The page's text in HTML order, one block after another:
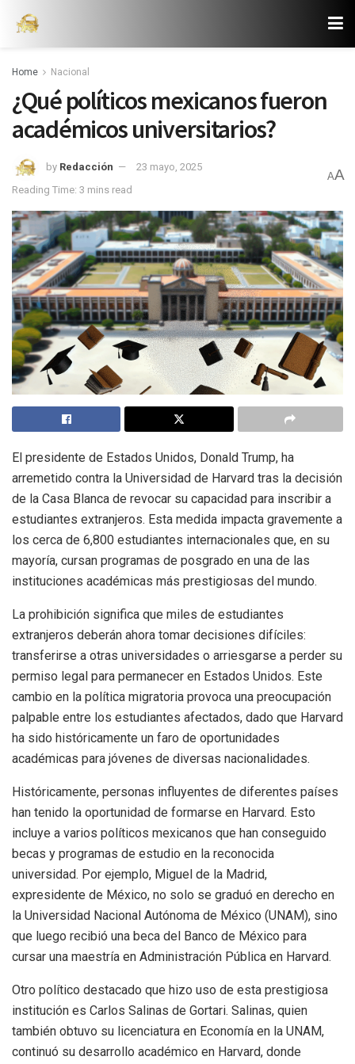
Home Nacional
¿Qué políticos mexicanos fueron
académicos universitarios?
by Redacción
23 mayo, 2025
Reading Time: 3 mins read
AA
El presidente de Estados Unidos, Donald Trump, ha
arremetido contra la Universidad de Harvard tras la decisión
de la Casa Blanca de revocar su capacidad para inscribir a
estudiantes extranjeros. Esta medida impacta gravemente a
los cerca de 6,800 estudiantes internacionales que, en su
mayoría, cursan programas de posgrado en una de las
instituciones académicas más prestigiosas del mundo.
La prohibición significa que miles de estudiantes
extranjeros deberán ahora tomar decisiones difíciles:
transferirse a otras universidades o arriesgarse a perder su
permiso legal para permanecer en Estados Unidos. Este
cambio en la política migratoria provoca una preocupación
palpable entre los estudiantes afectados, dado que Harvard
ha sido históricamente un faro de oportunidades
académicas para jóvenes de diversas nacionalidades.
Históricamente, personas influyentes de diferentes países
han tenido la oportunidad de formarse en Harvard. Esto
incluye a varios políticos mexicanos que han conseguido
becas y programas de estudio en la reconocida
universidad. Por ejemplo, Miguel de la Madrid,
expresidente de México, no solo se graduó en derecho en
la Universidad Nacional Autónoma de México (UNAM), sino
que luego recibió una beca del Banco de México para
cursar una maestría en Administración Pública en Harvard.
Otro político destacado que hizo uso de esta prestigiosa
institución es Carlos Salinas de Gortari. Salinas, quien
también obtuvo su licenciatura en Economía en la UNAM,
continuó su desarrollo académico en Harvard, donde